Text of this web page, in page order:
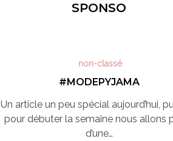
SPONSO
non-classé
#MODEPYJAMA
Un article un peu spécial aujourd’hui,
pour débuter la semaine nous allons
d’une…